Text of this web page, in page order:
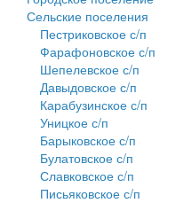
Сельские поселения
Пестриковское с/п
Фарафоновское с/п
Шепелевское с/п
Давыдовское с/п
Карабузинское с/п
Уницкое с/п
Барыковское с/п
Булатовское с/п
Славковское с/п
Письяковское с/п